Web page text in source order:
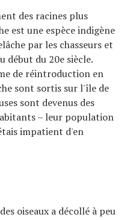
des racines plus
est une espèce indigène
par les chasseurs et
début du 20e siècle.
de réintroduction en
sont sortis sur l'île de
sont devenus des
– leur population
impatient d'en
oiseaux a décollé à peu